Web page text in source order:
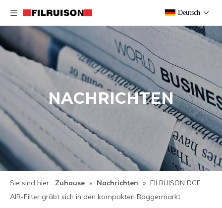
Deutsch
NACHRICHTEN
Sie sind hier: Zuhause » Nachrichten » FILRUISON DCF
AIR-Filter gräbt sich in den kompakten Baggermarkt